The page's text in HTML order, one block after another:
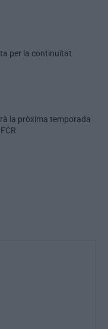
per la continuïtat
la pròxima temporada